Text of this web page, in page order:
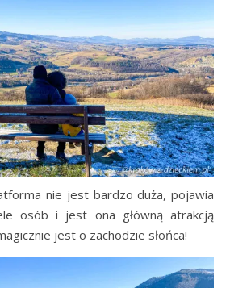
nie jest bardzo duża, pojawia
osób i jest ona główną atrakcją
jest o zachodzie słońca!